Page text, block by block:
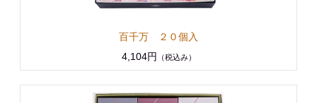
百千万 ２０個入
4,104円
（税込み）